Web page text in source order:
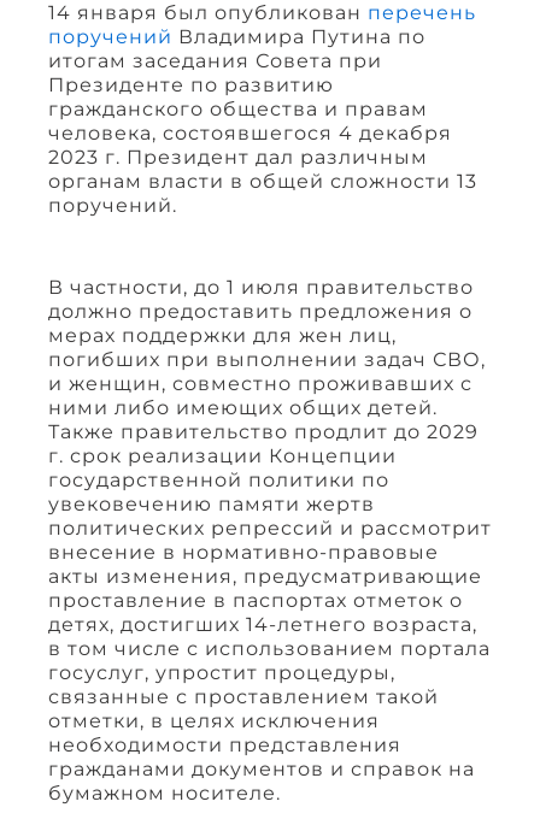
14 января был опубликован перечень
поручений Владимира Путина по
итогам заседания Совета при
Президенте по развитию
гражданского общества и правам
человека, состоявшегося 4 декабря
2023 г. Президент дал различным
органам власти в общей сложности 13
поручений.
В частности, до 1 июля правительство
должно предоставить предложения о
мерах поддержки для жен лиц,
погибших при выполнении задач СВО,
и женщин, совместно проживавших с
ними либо имеющих общих детей.
Также правительство продлит до 2029
г. срок реализации Концепции
государственной политики по
увековечению памяти жертв
политических репрессий и рассмотрит
внесение в нормативно-правовые
акты изменения, предусматривающие
проставление в паспортах отметок о
детях, достигших 14-летнего возраста,
в том числе с использованием портала
госуслуг, упростит процедуры,
связанные с проставлением такой
отметки, в целях исключения
необходимости представления
гражданами документов и справок на
бумажном носителе.